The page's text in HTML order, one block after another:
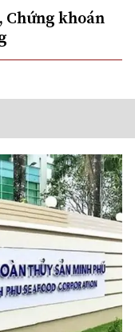
Chứng khoán